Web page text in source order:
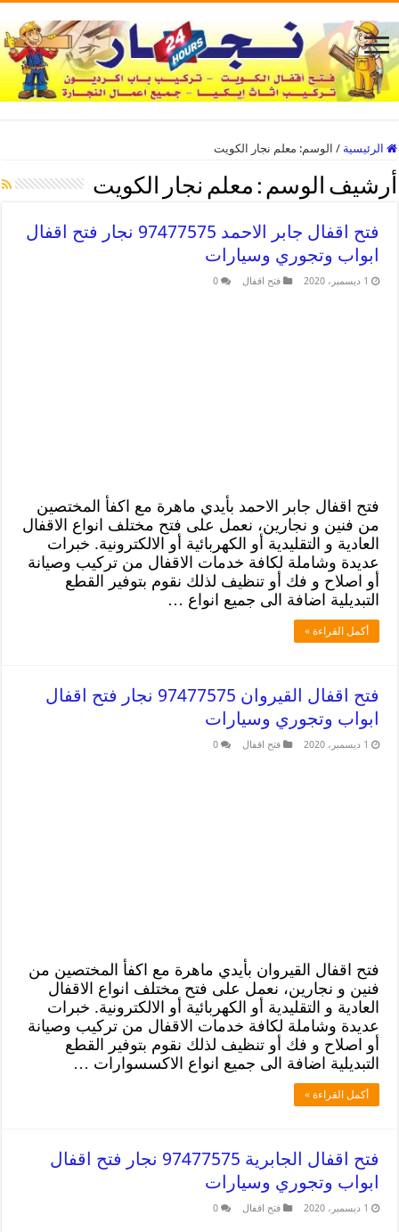
الرئيسية / الوسم: معلم نجار الكويت
أرشيف الوسم : معلم نجار الكويت
فتح اقفال جابر الاحمد 97477575 نجار فتح اقفال
ابواب وتجوري وسيارات
1 ديسمبر، 2020 فتح اقفال 0
فتح اقفال جابر الاحمد بأيدي ماهرة مع اكفأ المختصين
من فنين و نجارين، نعمل على فتح مختلف انواع الاقفال
العادية و التقليدية أو الكهربائية أو الالكترونية. خبرات
عديدة وشاملة لكافة خدمات الاقفال من تركيب وصيانة
أو اصلاح و فك أو تنظيف لذلك نقوم بتوفير القطع
التبديلية اضافة الى جميع انواع …
أكمل القراءة »
فتح اقفال القيروان 97477575 نجار فتح اقفال
ابواب وتجوري وسيارات
1 ديسمبر، 2020 فتح اقفال 0
فتح اقفال القيروان بأيدي ماهرة مع اكفأ المختصين من
فنين و نجارين، نعمل على فتح مختلف انواع الاقفال
العادية و التقليدية أو الكهربائية أو الالكترونية. خبرات
عديدة وشاملة لكافة خدمات الاقفال من تركيب وصيانة
أو اصلاح و فك أو تنظيف لذلك نقوم بتوفير القطع
التبديلية اضافة الى جميع انواع الاكسسوارات …
أكمل القراءة »
فتح اقفال الجابرية 97477575 نجار فتح اقفال
ابواب وتجوري وسيارات
1 ديسمبر، 2020 فتح اقفال 0